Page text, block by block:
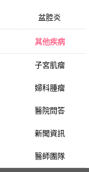
盆腔炎
其他疾病
子宮肌瘤
婦科腫瘤
醫院問答
新聞資訊
醫師團隊